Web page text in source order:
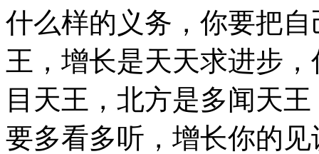
什么样的义务，你要把
王，增长是天天求进步
目天王，北方是多闻天
要多看多听，增长你的